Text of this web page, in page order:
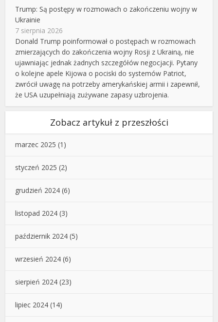
Trump: Są postępy w rozmowach o zakończeniu wojny w
Ukrainie
7 sierpnia 2026
Donald Trump poinformował o postępach w rozmowach
zmierzających do zakończenia wojny Rosji z Ukrainą, nie
ujawniając jednak żadnych szczegółów negocjacji. Pytany
o kolejne apele Kijowa o pociski do systemów Patriot,
zwrócił uwagę na potrzeby amerykańskiej armii i zapewnił,
że USA uzupełniają zużywane zapasy uzbrojenia.
Zobacz artykuł z przeszłości
marzec 2025 (1)
styczeń 2025 (2)
grudzień 2024 (6)
listopad 2024 (3)
październik 2024 (5)
wrzesień 2024 (6)
sierpień 2024 (23)
lipiec 2024 (14)